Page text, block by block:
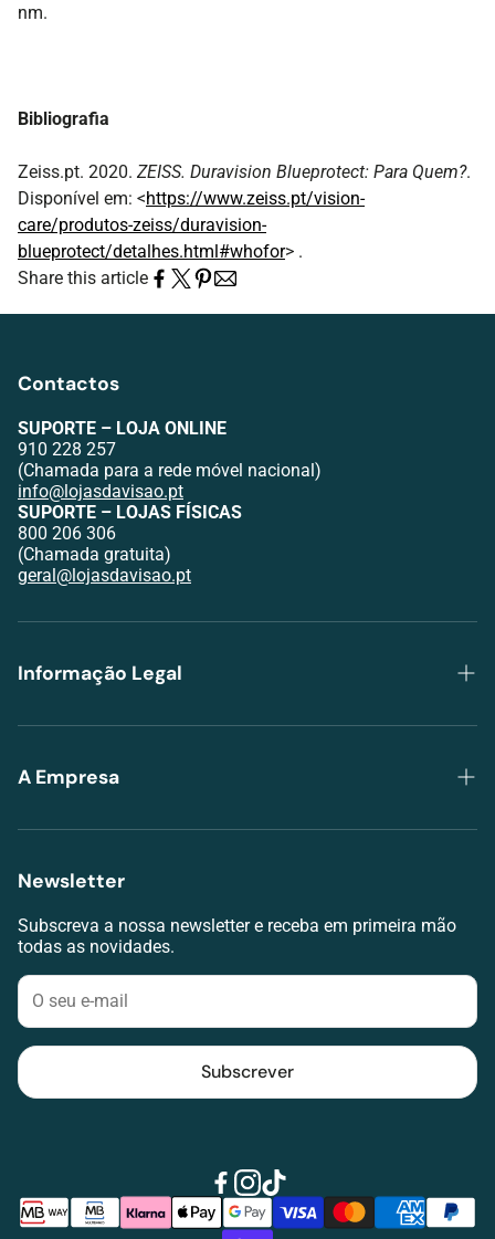
nm.
Bibliografia
Zeiss.pt. 2020. ZEISS. Duravision Blueprotect: Para Quem?.
Disponível em: <https://www.zeiss.pt/vision-
care/produtos-zeiss/duravision-
blueprotect/detalhes.html#whofor> .
Share this article
Contactos
SUPORTE – LOJA ONLINE
910 228 257
(Chamada para a rede móvel nacional)
info@lojasdavisao.pt
SUPORTE – LOJAS FÍSICAS
800 206 306
(Chamada gratuita)
geral@lojasdavisao.pt
Informação Legal
Política de Privacidade
Trocas e Devoluções
RAL
Livro de Reclamações
Klarna
A Empresa
Grupo Lojas da Visão
Lojas
Contacte-nos
Blog
Newsletter
Subscreva a nossa newsletter e receba em primeira mão
todas as novidades.
Subscrever